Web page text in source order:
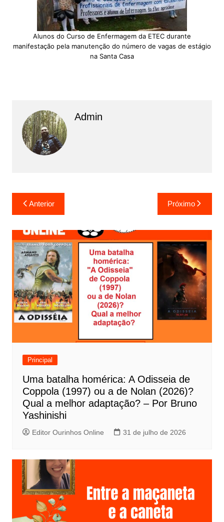
Alunos do Curso de Enfermagem da ETEC durante
manifestação pela manutenção do número de vagas de estágio
na Santa Casa
Admin
a
v
e
g
a
ç
ã
o
d
Anterior Próximo
Principal
Uma batalha homérica: A Odisseia de
Coppola (1997) ou a de Nolan (2026)?
Qual a melhor adaptação? – Por Bruno
Yashinishi
Editor Ourinhos Online 31 de julho de 2026